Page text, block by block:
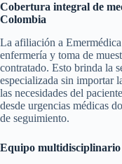
Cobertura integral de
Colombia
La afiliación a
enfermería y toma de
contratado. Esto brinda la
especializada sin importar
las necesidades del
desde urgencias médicas
de seguimiento.
Equipo